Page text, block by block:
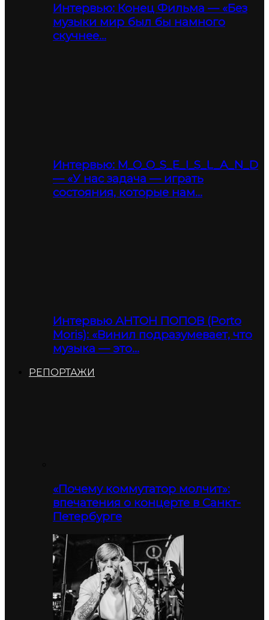
Интервью: Конец Фильма — «Без
музыки мир был бы намного
скучнее…
Интервью: M_O_O_S_E_I_S_L_A_N_D
— «У нас задача — играть
состояния, которые нам…
Интервью АНТОН ПОПОВ (Porto
Moris): «Винил подразумевает, что
музыка — это…
РЕПОРТАЖИ
«Почему коммутатор молчит»:
впечатения о концерте в Санкт-
Петербурге